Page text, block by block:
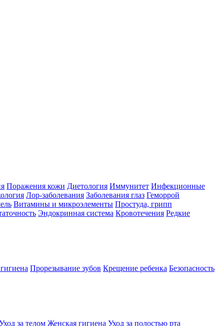
Поражения кожи Диетология Иммунитет Инфекционные
Лор-заболевания Заболевания глаз Геморрой
Витамины и микроэлементы Простуда, грипп
Эндокринная система Кровотечения Редкие
Прорезывание зубов Крещение ребенка Безопасность
за телом Женская гигиена Уход за полостью рта